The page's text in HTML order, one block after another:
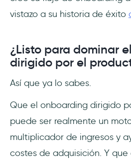
vistazo a su historia de éxito
¿Listo para dominar
dirigido por el
Así que ya lo sabes.
Que el onboarding dirigido
puede ser realmente un
multiplicador de ingresos y
costes de adquisición. Y que